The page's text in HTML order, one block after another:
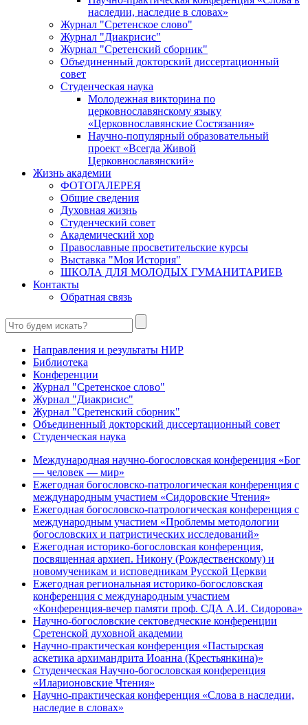
наследии, наследие в словах»
Журнал "Сретенское слово"
Журнал "Диакрисис"
Журнал "Сретенский сборник"
Объединенный докторский диссертационный
совет
Студенческая наука
Молодежная викторина по
церковнославянскому языку
«Церковнославянские Состязания»
Научно-популярный образовательный
проект «Всегда Живой
Церковнославянский»
Жизнь академии
ФОТОГАЛЕРЕЯ
Общие сведения
Духовная жизнь
Студенческий совет
Академический хор
Православные просветительские курсы
Выставка "Моя История"
ШКОЛА ДЛЯ МОЛОДЫХ ГУМАНИТАРИЕВ
Контакты
Обратная связь
Направления и результаты НИР
Библиотека
Конференции
Журнал "Сретенское слово"
Журнал "Диакрисис"
Журнал "Сретенский сборник"
Объединенный докторский диссертационный совет
Студенческая наука
Международная научно-богословская конференция «Бог
— человек — мир»
Ежегодная богословско-патрологическая конференция с
международным участием «Сидоровские Чтения»
Ежегодная богословско-патрологическая конференция с
международным участием «Проблемы методологии
богословских и патристических исследований»
Ежегодная историко-богословская конференция,
посвященная архиеп. Никону (Рождественскому) и
новомученикам и исповедникам Русской Церкви
Ежегодная региональная историко-богословская
конференция с международным участием
«Конференция-вечер памяти проф. СДА А.И. Сидорова»
Научно-богословские сектоведческие конференции
Сретенской духовной академии
Научно-практическая конференция «Пастырская
аскетика архимандрита Иоанна (Крестьянкина)»
Студенческая Научно-богословская конференция
«Иларионовские Чтения»
Научно-практическая конференция «Cлова в наследии,
наследие в словах»